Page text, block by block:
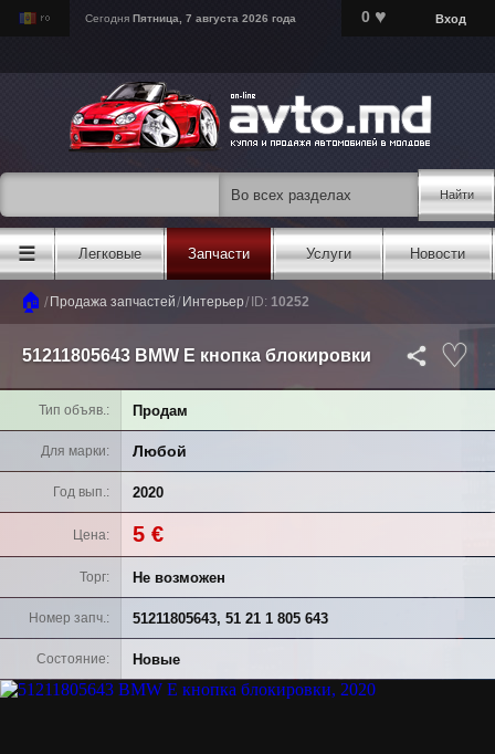
Сегодня Пятница, 7 августа 2026 года 0 ♥ Вход
Найти
☰ Легковые Запчасти Услуги Новости
🏠 / Продажа запчастей/ Интерьер/ ID: 10252
51211805643 BMW E кнопка блокировки
Тип объяв. Продам
Для марки Любой
Год вып. 2020
Цена 5 €
Торг Не возможен
Номер запч. 51211805643, 51 21 1 805 643
Состояние Новые